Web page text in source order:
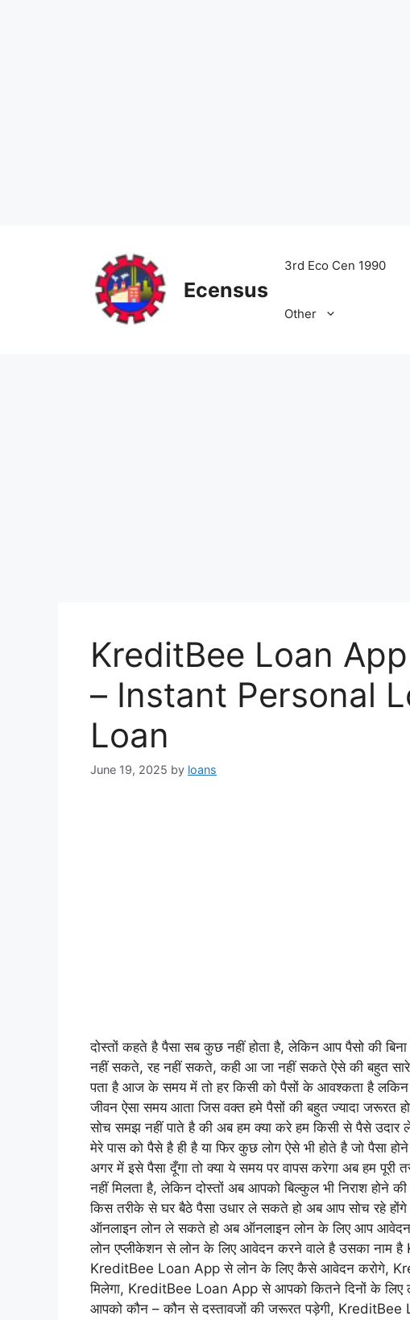
Ecensus
3rd Eco Cen 1990
Other
KreditBee Loan
– Instant Personal
Loan
June 19, 2025 by loans
दोस्तों कहते है पैसा सब कुछ नहीं होता है, लेकिन आप पैसो की
नहीं सकते, रह नहीं सकते, कही आ जा नहीं सकते ऐसे की बहुत
पता है आज के समय में तो हर किसी को पैसों के आवश्कता है लकिन
जीवन ऐसा समय आता जिस वक्त हमे पैसों की बहुत ज्यादा जरूरत
सोच समझ नहीं पाते है की अब हम क्या करे हम किसी से पैसे उदार
मेरे पास को पैसे है ही है या फिर कुछ लोग ऐसे भी होते है जो पैसा
अगर में इसे पैसा दूँगा तो क्या ये समय पर वापस करेगा अब हम पूरी
नहीं मिलता है, लेकिन दोस्तों अब आपको बिल्कुल भी निराश
किस तरीके से घर बैठे पैसा उधार ले सकते हो अब आप सोच रहे
ऑनलाइन लोन ले सकते हो अब ऑनलाइन लोन के लिए आप
लोन एप्लीकेशन से लोन के लिए आवेदन करने वाले है उसका
KreditBee Loan App से लोन के लिए कैसे आवेदन करोगे,
मिलेगा, KreditBee Loan App से आपको कितने दिनों के
आपको कौन – कौन से दस्तावजों की जरूरत पड़ेगी,